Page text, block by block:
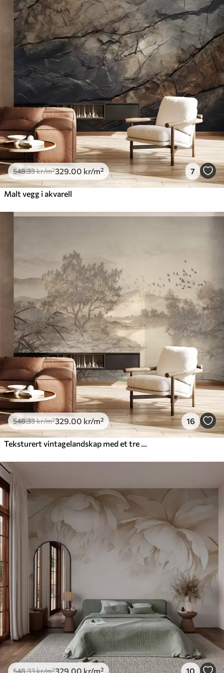
548.33 329.00kr /m²
Premium
665.00 399.00kr /m²
Premium vinyl
650 .00 /m²
Peel and Stick
925.00 .00 /m²
548.33kr/m²329 .00 kr/m² 7
Malt vegg i akvarell
548.33kr/m²329 .00 kr/m² 16
548.33kr/m²329 .00 kr/m² 10